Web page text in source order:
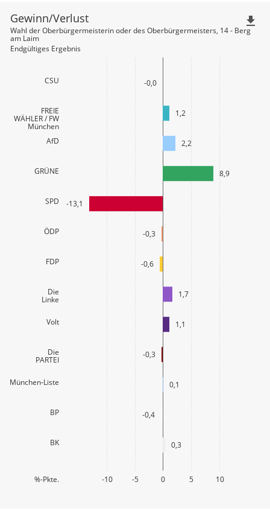
CSU
FREIE
WÄHLER / FW
München
AfD
GRÜNE
SPD
ÖDP
FDP
Die
Linke
Volt
Die
PARTEI
München-Liste
BP
BK
-10 -5 0 5 10
%-Pkte.
-0,0
1,2
2,2
8,9
-13,1
-0,3
-0,6
1,7
1,1
-0,3
0,1
-0,4
0,3
Gewinn/Verlust
Wahl der Oberbürgermeisterin oder des Oberbürgermeisters, 14 - Berg
am Laim
Endgültiges Ergebnis
file_download